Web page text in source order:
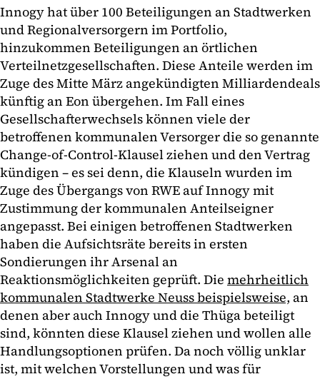
Innogy hat über 100 Beteiligungen an Stadtwerken
und Regionalversorgern im Portfolio,
hinzukommen Beteiligungen an örtlichen
Verteilnetzgesellschaften. Diese Anteile werden im
Zuge des Mitte März angekündigten Milliardendeals
künftig an Eon übergehen. Im Fall eines
Gesellschafterwechsels können viele der
betroffenen kommunalen Versorger die so genannte
Change-of-Control-Klausel ziehen und den Vertrag
kündigen – es sei denn, die Klauseln wurden im
Zuge des Übergangs von RWE auf Innogy mit
Zustimmung der kommunalen Anteilseigner
angepasst. Bei einigen betroffenen Stadtwerken
haben die Aufsichtsräte bereits in ersten
Sondierungen ihr Arsenal an
Reaktionsmöglichkeiten geprüft. Die mehrheitlich
kommunalen Stadtwerke Neuss beispielsweise, an
denen aber auch Innogy und die Thüga beteiligt
sind, könnten diese Klausel ziehen und wollen alle
Handlungsoptionen prüfen. Da noch völlig unklar
ist, mit welchen Vorstellungen und was für